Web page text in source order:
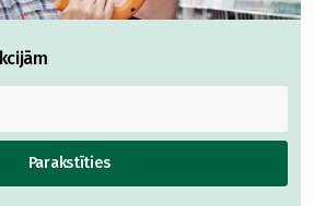
Parakstīties